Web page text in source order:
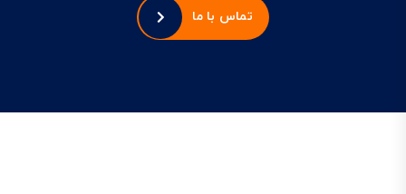
تماس با ما